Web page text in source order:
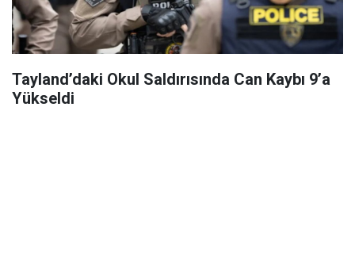
Tayland’daki Okul Saldırısında Can Kaybı 9’a
Yükseldi